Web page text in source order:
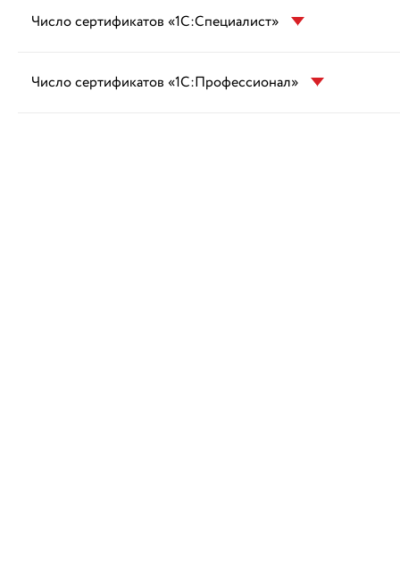
Число сертификатов «1С:Специалист»
Число сертификатов «1С:Профессионал»